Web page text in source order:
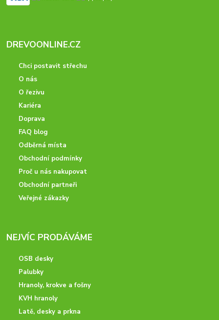
DREVOONLINE.CZ
Chci postavit střechu
O nás
O řezivu
Kariéra
Doprava
FAQ blog
Odběrná místa
Obchodní podmínky
Proč u nás nakupovat
Obchodní partneři
Veřejné zákazky
NEJVÍC PRODÁVÁME
OSB desky
Palubky
Hranoly, krokve a fošny
KVH hranoly
Latě, desky a prkna